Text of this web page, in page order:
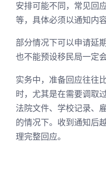
安排可能不同，常见回
等，具体必须以通知内容
部分情况下可以申请延
也不能预设移民局一定会
实务中，准备回应往往
时，尤其是在需要调取
法院文件、学校记录、
的情况下。收到通知后
理完整回应。